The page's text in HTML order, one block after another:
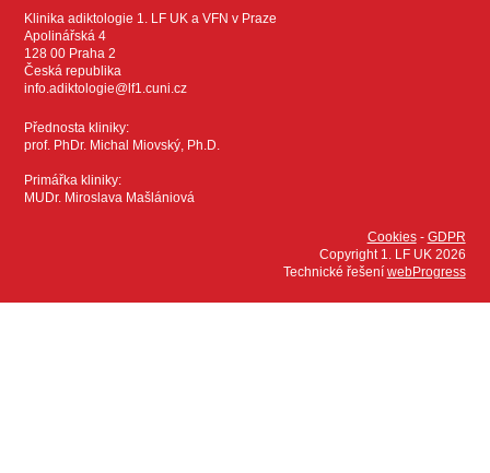
Klinika adiktologie 1. LF UK a VFN v Praze
Apolinářská 4
128 00 Praha 2
Česká republika
info.adiktologie@lf1.cuni.cz
Přednosta kliniky:
prof. PhDr. Michal Miovský, Ph.D.
Primářka kliniky:
MUDr. Miroslava Mašlániová
Cookies- GDPR
Copyright 1. LF UK 2026
Technické řešení webProgress